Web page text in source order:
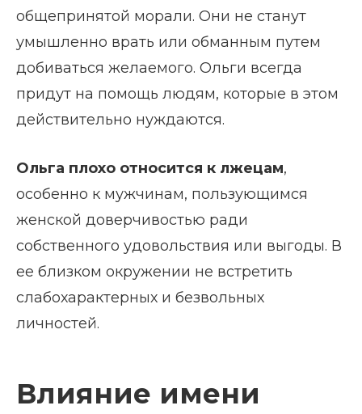
общепринятой морали. Они не станут
умышленно врать или обманным путем
добиваться желаемого. Ольги всегда
придут на помощь людям, которые в этом
действительно нуждаются.
Ольга плохо относится к лжецам,
особенно к мужчинам, пользующимся
женской доверчивостью ради
собственного удовольствия или выгоды. В
ее близком окружении не встретить
слабохарактерных и безвольных
личностей.
Влияние имени